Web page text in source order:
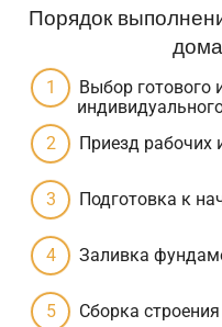
Порядок
Выбор готового
Приезд рабочих
Подготовка к
Заливка
Сборка